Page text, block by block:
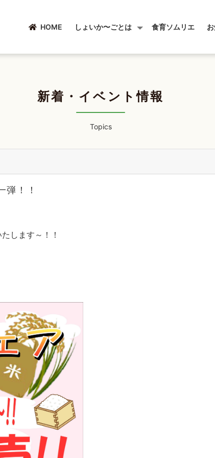
HOME しょいか〜ごとは 食育ソムリエ
新着・イベント情報
Topics
弾！！
します～！！